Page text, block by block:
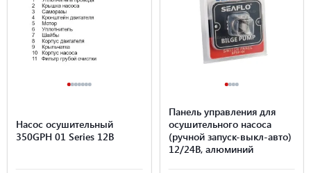
Насос осушительный
350GPH 01 Series 12В
Панель управления для
осушительного насоса
(ручной запуск-выкл-авто)
12/24В, алюминий